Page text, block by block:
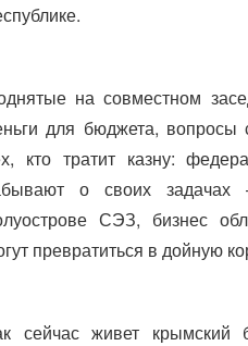
на совместном
для бюджета,
кто тратит казну:
о своих
СЭЗ, бизнес
превратиться в дойную
сейчас живет крымский